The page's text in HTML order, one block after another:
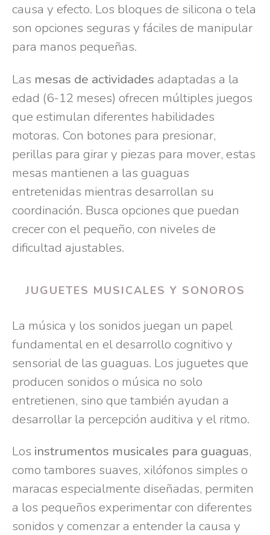
causa y efecto. Los bloques de silicona o tela
son opciones seguras y fáciles de manipular
para manos pequeñas.
Las mesas de actividades adaptadas a la
edad (6-12 meses) ofrecen múltiples juegos
que estimulan diferentes habilidades
motoras. Con botones para presionar,
perillas para girar y piezas para mover, estas
mesas mantienen a las guaguas
entretenidas mientras desarrollan su
coordinación. Busca opciones que puedan
crecer con el pequeño, con niveles de
dificultad ajustables.
JUGUETES MUSICALES Y SONOROS
La música y los sonidos juegan un papel
fundamental en el desarrollo cognitivo y
sensorial de las guaguas. Los juguetes que
producen sonidos o música no solo
entretienen, sino que también ayudan a
desarrollar la percepción auditiva y el ritmo.
Los instrumentos musicales para guaguas,
como tambores suaves, xilófonos simples o
maracas especialmente diseñadas, permiten
a los pequeños experimentar con diferentes
sonidos y comenzar a entender la causa y